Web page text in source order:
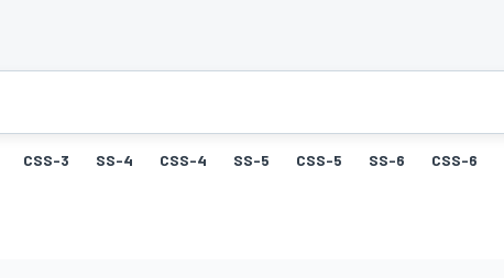
CSS-3 SS-4 CSS-4 SS-5 CSS-5 SS-6 CSS-6